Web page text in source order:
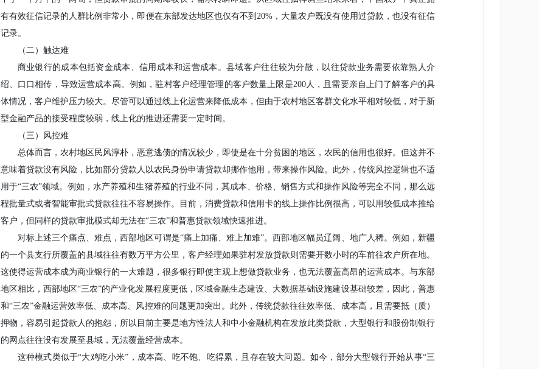
有有效征信记录的人群比例非常小，即便在东部发达地区也仅有不到20%，大量农户既没有使用过贷款，也没有征信
记录。
（二）触达难
商业银行的成本包括资金成本、信用成本和运营成本。县域客户往往较为分散，以往贷款业务需要依靠熟人介
绍、口口相传，导致运营成本高。例如，驻村客户经理管理的客户数量上限是200人，且需要亲自上门了解客户的具
体情况，客户维护压力较大。尽管可以通过线上化运营来降低成本，但由于农村地区客群文化水平相对较低，对于新
型金融产品的接受程度较弱，线上化的推进还需要一定时间。
（三）风控难
总体而言，农村地区民风淳朴，恶意逃债的情况较少，即使是在十分贫困的地区，农民的信用也很好。但这并不
意味着贷款没有风险，比如部分贷款人以农民身份申请贷款却挪作他用，带来操作风险。此外，传统风控逻辑也不适
用于“三农”领域。例如，水产养殖和生猪养殖的行业不同，其成本、价格、销售方式和操作风险等完全不同，那么远
程批量式或者智能审批式贷款往往不容易操作。目前，消费贷款和信用卡的线上操作比例很高，可以用较低成本推给
客户，但同样的贷款审批模式却无法在“三农”和普惠贷款领域快速推进。
对标上述三个痛点、难点，西部地区可谓是“痛上加痛、难上加难”。西部地区幅员辽阔、地广人稀。例如，新疆
的一个县支行所覆盖的县域往往有数万平方公里，客户经理如果驻村发放贷款则需要开数小时的车前往农户所在地。
这使得运营成本成为商业银行的一大难题，很多银行即使主观上想做贷款业务，也无法覆盖高昂的运营成本。与东部
地区相比，西部地区“三农”的产业化发展程度更低，区域金融生态建设、大数据基础设施建设基础较差，因此，普惠
和“三农”金融运营效率低、成本高、风控难的问题更加突出。此外，传统贷款往往效率低、成本高，且需要抵（质）
押物，容易引起贷款人的抱怨，所以目前主要是地方性法人和中小金融机构在发放此类贷款，大型银行和股份制银行
的网点往往没有发展至县域，无法覆盖经营成本。
这种模式类似于“大鸡吃小米”，成本高、吃不饱、吃得累，且存在较大问题。如今，部分大型银行开始从事“三